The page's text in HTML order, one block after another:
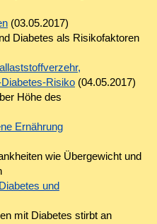
(03.05.2017)
Diabetes als Risikofaktoren
Risiko(04.05.2017)
Höhe des
Ernährung
wie Übergewicht und
und
mit Diabetes stirbt an